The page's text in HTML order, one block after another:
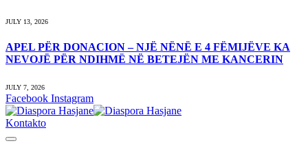
JULY 13, 2026
APEL PËR DONACION – NJË NËNË E 4 FËMIJËVE KA
NEVOJË PËR NDIHMË NË BETEJËN ME KANCERIN
JULY 7, 2026
Facebook Instagram
Kontakto